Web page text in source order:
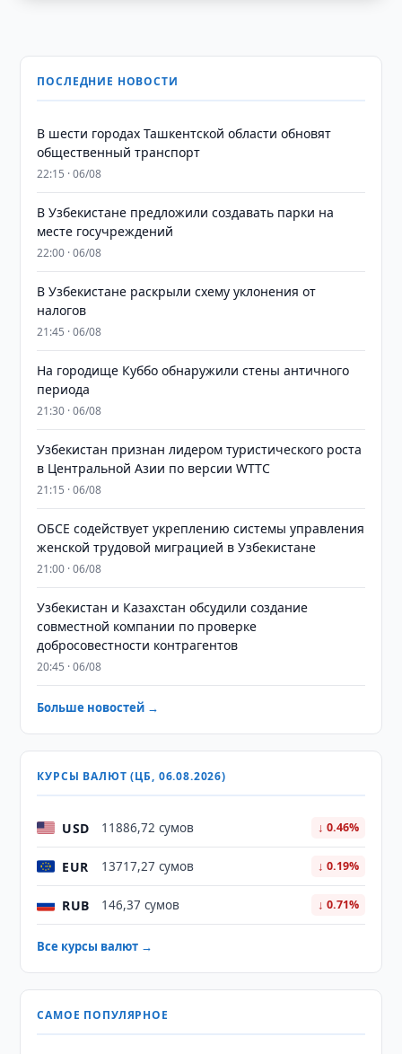
ПОСЛЕДНИЕ НОВОСТИ
В шести городах Ташкентской области обновят
общественный транспорт
22:15 · 06/08
В Узбекистане предложили создавать парки на
месте госучреждений
22:00 · 06/08
В Узбекистане раскрыли схему уклонения от
налогов
21:45 · 06/08
На городище Куббо обнаружили стены античного
периода
21:30 · 06/08
Узбекистан признан лидером туристического роста
в Центральной Азии по версии WTTC
21:15 · 06/08
ОБСЕ содействует укреплению системы управления
женской трудовой миграцией в Узбекистане
21:00 · 06/08
Узбекистан и Казахстан обсудили создание
совместной компании по проверке
добросовестности контрагентов
20:45 · 06/08
Больше новостей →
КУРСЫ ВАЛЮТ (ЦБ, 06.08.2026)
USD 11886,72 сумов ↓ 0.46%
EUR 13717,27 сумов ↓ 0.19%
RUB 146,37 сумов ↓ 0.71%
Все курсы валют →
САМОЕ ПОПУЛЯРНОЕ